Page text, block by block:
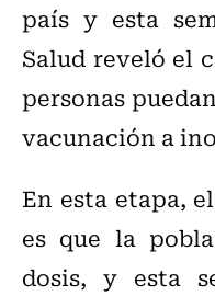
país y esta
Salud reveló el
personas
vacunación a
En esta etapa,
es que la
dosis, y esta